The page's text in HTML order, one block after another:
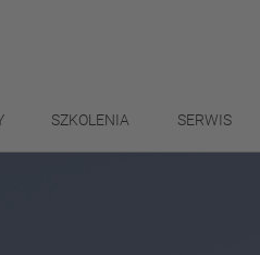
SZKOLENIA SERWIS